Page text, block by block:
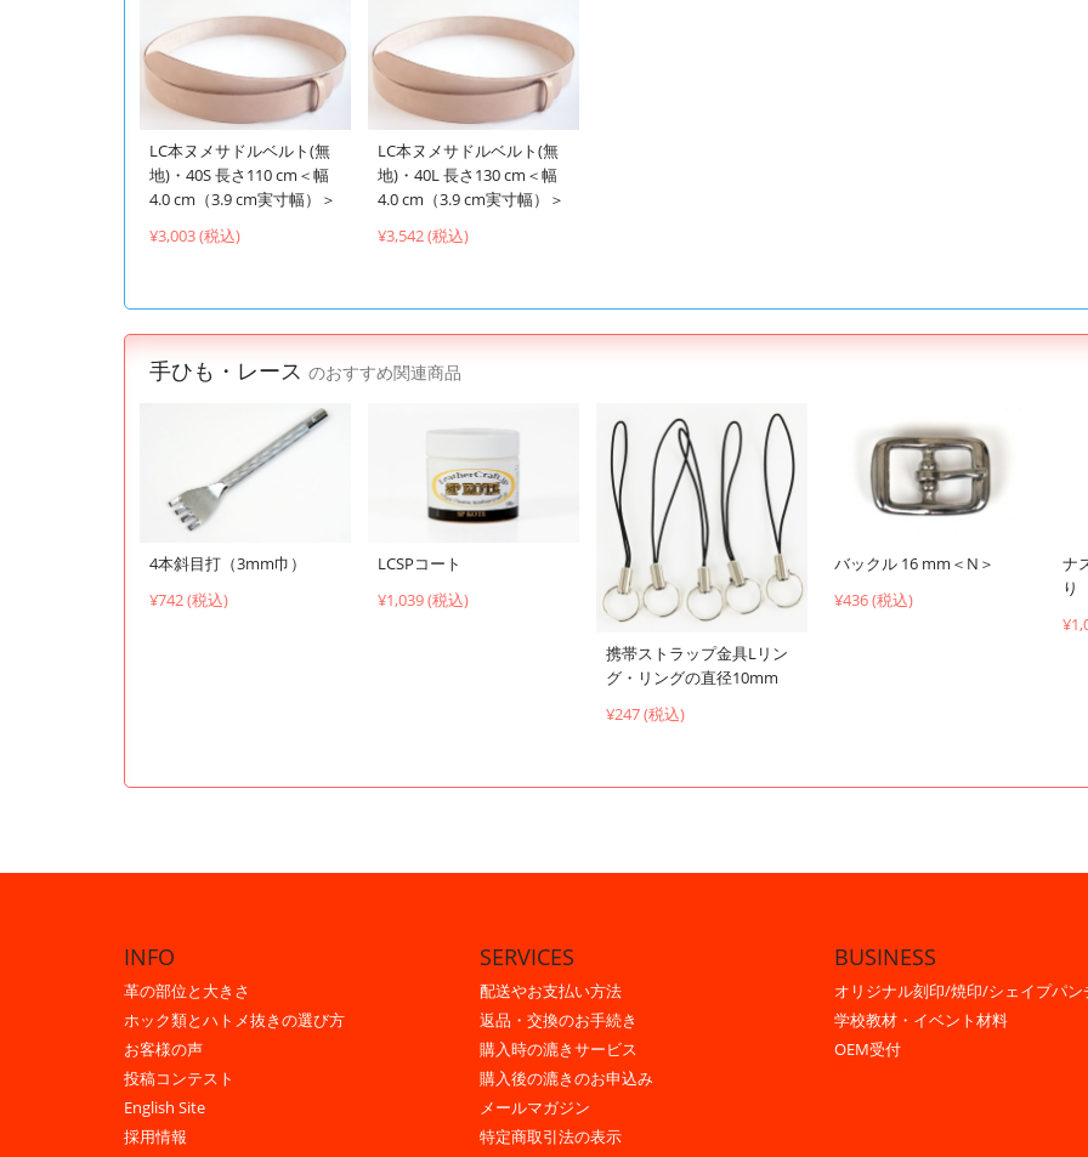
LC本ヌメサドルベルト(無
地)・40S 長さ110 cm＜幅
4.0 cm（3.9 cm実寸幅）＞
¥3,003 (税込)
LC本ヌメサドルベルト(無
地)・40L 長さ130 cm＜幅
4.0 cm（3.9 cm実寸幅）＞
¥3,542 (税込)
手ひも・レース のおすすめ関連商品
4本斜目打（3mm巾）
¥742 (税込)
LCSPコート
¥1,039 (税込)
携帯ストラップ金具Lリン
グ・リングの直径10mm
¥247 (税込)
バックル 16 mm＜N＞
¥436 (税込)
ナ
り
INFO
革の部位と大きさ
ホック類とハトメ抜きの選び方
お客様の声
投稿コンテスト
English Site
採用情報
SERVICES
配送やお支払い方法
返品・交換のお手続き
購入時の漉きサービス
購入後の漉きのお申込み
メールマガジン
特定商取引法の表示
BUSINESS
オリジナル刻印/焼印/シェイプパン
学校教材・イベント材料
OEM受付